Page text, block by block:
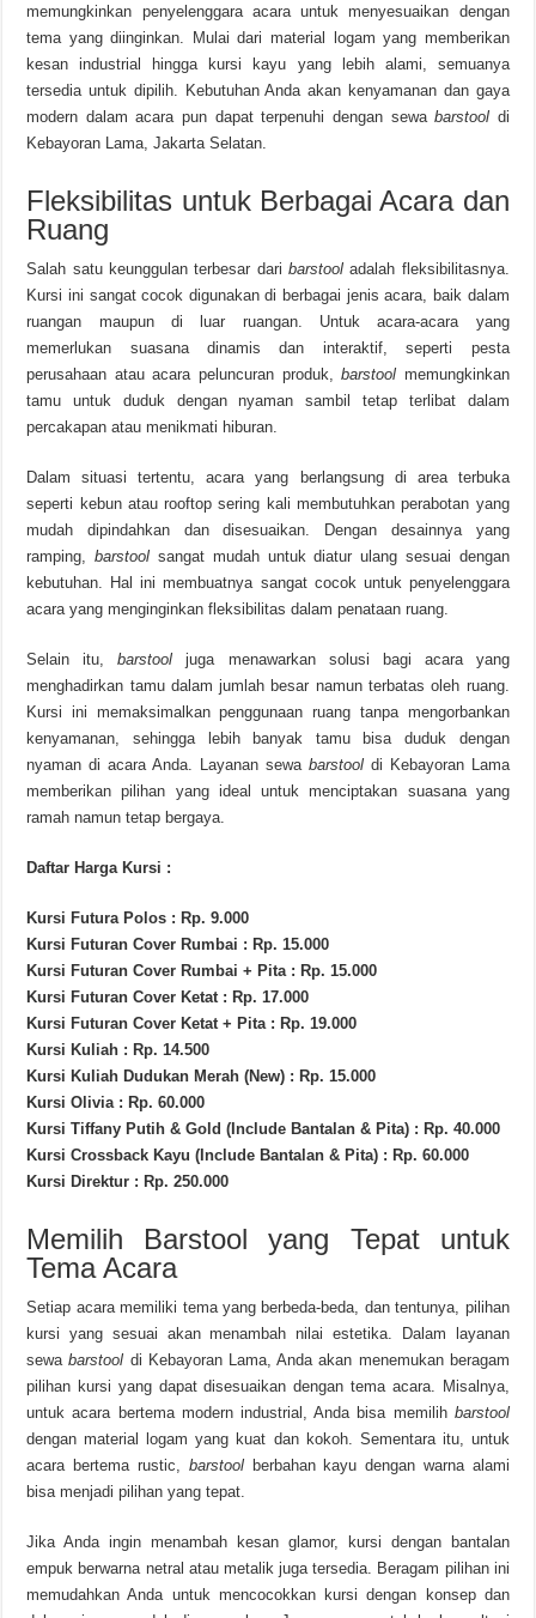
memungkinkan penyelenggara acara untuk menyesuaikan dengan
tema yang diinginkan. Mulai dari material logam yang memberikan
kesan industrial hingga kursi kayu yang lebih alami, semuanya
tersedia untuk dipilih. Kebutuhan Anda akan kenyamanan dan gaya
modern dalam acara pun dapat terpenuhi dengan sewabarstool di
Kebayoran Lama, Jakarta Selatan.
Fleksibilitas untuk Berbagai Acara dan
Ruang
Salah satu keunggulan terbesar daribarstool adalah fleksibilitasnya.
Kursi ini sangat cocok digunakan di berbagai jenis acara, baik dalam
ruangan maupun di luar ruangan. Untuk acara-acara yang
memerlukan suasana dinamis dan interaktif, seperti pesta
perusahaan atau acara peluncuran produk,barstool memungkinkan
tamu untuk duduk dengan nyaman sambil tetap terlibat dalam
percakapan atau menikmati hiburan.
Dalam situasi tertentu, acara yang berlangsung di area terbuka
seperti kebun atau rooftop sering kali membutuhkan perabotan yang
mudah dipindahkan dan disesuaikan. Dengan desainnya yang
ramping,barstool sangat mudah untuk diatur ulang sesuai dengan
kebutuhan. Hal ini membuatnya sangat cocok untuk penyelenggara
acara yang menginginkan fleksibilitas dalam penataan ruang.
Selain itu,barstool juga menawarkan solusi bagi acara yang
menghadirkan tamu dalam jumlah besar namun terbatas oleh ruang.
Kursi ini memaksimalkan penggunaan ruang tanpa mengorbankan
kenyamanan, sehingga lebih banyak tamu bisa duduk dengan
nyaman di acara Anda. Layanan sewa barstooldi Kebayoran Lama
memberikan pilihan yang ideal untuk menciptakan suasana yang
ramah namun tetap bergaya.
Daftar Harga Kursi :
Kursi Futura Polos : Rp. 9.000
Kursi Futuran Cover Rumbai : Rp. 15.000
Kursi Futuran Cover Rumbai + Pita : Rp. 15.000
Kursi Futuran Cover Ketat : Rp. 17.000
Kursi Futuran Cover Ketat + Pita : Rp. 19.000
Kursi Kuliah : Rp. 14.500
Kursi Kuliah Dudukan Merah (New) : Rp. 15.000
Kursi Olivia : Rp. 60.000
Kursi Tiffany Putih & Gold (Include Bantalan & Pita) : Rp. 40.000
Kursi Crossback Kayu (Include Bantalan & Pita) : Rp. 60.000
Kursi Direktur : Rp. 250.000
Memilih Barstool yang Tepat untuk
Tema Acara
Setiap acara memiliki tema yang berbeda-beda, dan tentunya, pilihan
kursi yang sesuai akan menambah nilai estetika. Dalam layanan
sewabarstool di Kebayoran Lama, Anda akan menemukan beragam
pilihan kursi yang dapat disesuaikan dengan tema acara. Misalnya,
untuk acara bertema modern industrial, Anda bisa memilih barstool
dengan material logam yang kuat dan kokoh. Sementara itu, untuk
acara bertema rustic, barstoolberbahan kayu dengan warna alami
bisa menjadi pilihan yang tepat.
Jika Anda ingin menambah kesan glamor, kursi dengan bantalan
empuk berwarna netral atau metalik juga tersedia. Beragam pilihan ini
memudahkan Anda untuk mencocokkan kursi dengan konsep dan